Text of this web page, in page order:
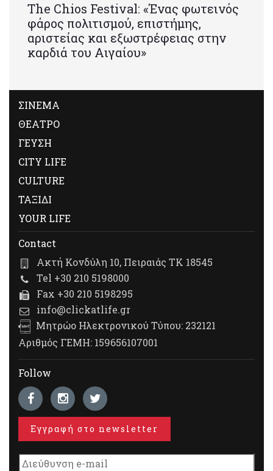
Τhe Chios Festival: «Ένας φωτεινός
φάρος πολιτισμού, επιστήμης,
αριστείας και εξωστρέφειας στην
καρδιά του Αιγαίου»
ΣΙΝΕΜΑ
ΘΕΑΤΡΟ
ΓΕΥΣΗ
CITY LIFE
CULTURE
ΤΑΞΙΔΙ
YOUR LIFE
Contact
Ακτή Κονδύλη 10, Πειραιάς ΤΚ 18545
Tel +30 210 5198000
Fax +30 210 5198295
info@clickatlife.gr
Μητρώο Ηλεκτρονικού Τύπου: 232121
Αριθμός ΓΕΜΗ: 159656107001
Follow
Εγγραφή στο newsletter